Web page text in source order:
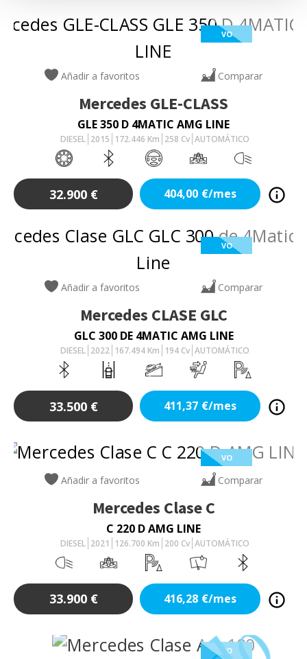
VO
Añadir a favoritos Comparar
Mercedes GLE-CLASS
GLE 350 D 4MATIC AMG LINE
DIESEL 2015 172.446 Km 258 Cv AUTOMÁTICO
32.900 € 404,00 €/mes
VO
Añadir a favoritos Comparar
Mercedes CLASE GLC
GLC 300 DE 4MATIC AMG LINE
DIESEL 2022 167.494Km 194Cv AUTOMÁTICO
33.500 € 411,37 €/mes
VO
Añadir a favoritos Comparar
Mercedes Clase C
C 220 D AMG LINE
DIESEL 2021 126.700 Km 200 Cv AUTOMÁTICO
33.900 € 416,28 €/mes
VO